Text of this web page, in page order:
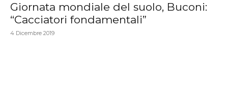
Giornata mondiale del suolo, Buconi:
“Cacciatori fondamentali”
4 Dicembre 2019